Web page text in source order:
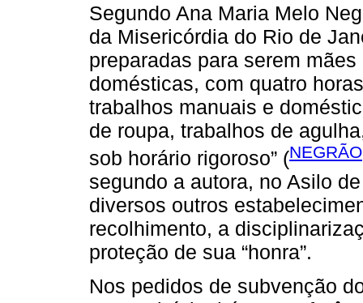
Segundo Ana Maria Melo
da Misericórdia do Rio de
preparadas para serem
domésticas, com quatro
trabalhos manuais e
de roupa, trabalhos de
sob horário rigoroso” (
segundo a autora, no Asilo
diversos outros
recolhimento, a
proteção de sua “honra”.
Nos pedidos de subvenção